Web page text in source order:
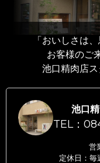
「おいしさは
お客様のご
池口精肉店ス
池口
TEL：
営
定休日：毎